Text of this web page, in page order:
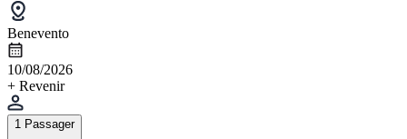
Benevento
10/08/2026
+ Revenir
1 Passager